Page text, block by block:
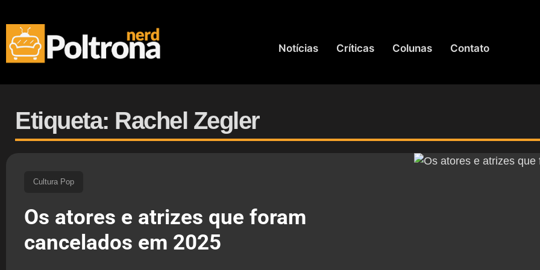
Notícias Críticas Colunas Contato
Etiqueta: Rachel Zegler
Cultura Pop
Os atores e atrizes que foram
cancelados em 2025